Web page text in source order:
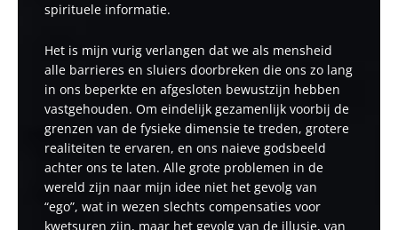
spirituele informatie.
Het is mijn vurig verlangen dat we als mensheid
alle barrieres en sluiers doorbreken die ons zo lang
in ons beperkte en afgesloten bewustzijn hebben
vastgehouden. Om eindelijk gezamenlijk voorbij de
grenzen van de fysieke dimensie te treden, grotere
realiteiten te ervaren, en ons naieve godsbeeld
achter ons te laten. Alle grote problemen in de
wereld zijn naar mijn idee niet het gevolg van
“ego”, wat in wezen slechts compensaties voor
kwetsuren zijn, maar het gevolg van de illusie, van